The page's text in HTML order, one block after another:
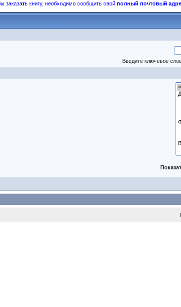
заказать книгу, необходимо сообщить свойполный почтовый
Введите ключевое